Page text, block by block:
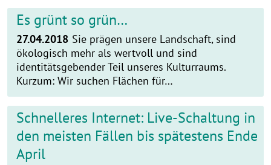
Es grünt so grün…
27.04.2018 Sie prägen unsere Landschaft, sind
ökologisch mehr als wertvoll und sind
identitätsgebender Teil unseres Kulturraums.
Kurzum: Wir suchen Flächen für…
Schnelleres Internet: Live-Schaltung in
den meisten Fällen bis spätestens Ende
April